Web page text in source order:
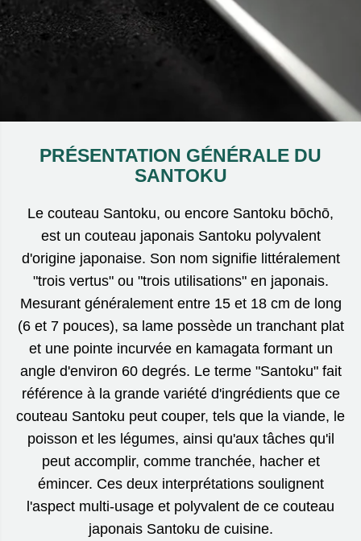
PRÉSENTATION GÉNÉRALE DU
SANTOKU
Le couteau Santoku, ou encore Santoku bōchō,
est un couteau japonais Santoku polyvalent
d'origine japonaise. Son nom signifie littéralement
"trois vertus" ou "trois utilisations" en japonais.
Mesurant généralement entre 15 et 18 cm de long
(6 et 7 pouces), sa lame possède un tranchant plat
et une pointe incurvée en kamagata formant un
angle d'environ 60 degrés. Le terme "Santoku" fait
référence à la grande variété d'ingrédients que ce
couteau Santoku peut couper, tels que la viande, le
poisson et les légumes, ainsi qu'aux tâches qu'il
peut accomplir, comme tranchée, hacher et
émincer. Ces deux interprétations soulignent
l'aspect multi-usage et polyvalent de ce couteau
japonais Santoku de cuisine.